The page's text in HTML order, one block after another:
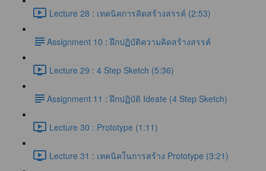
Lecture 28 : เทคนิคการคิดสร้างสรรค์ (2:53)
​Assignment 10 : ฝึกปฏิบัติความคิดสร้างสรรค์
Lecture 29 : 4 Step Sketch (5:36)
​Assignment 11 : ฝึกปฏิบัติ Ideate (4 Step Sketch)
Lecture 30 : Prototype (1:11)
Lecture 31 : เทคนิคในการสร้าง Prototype (3:21)